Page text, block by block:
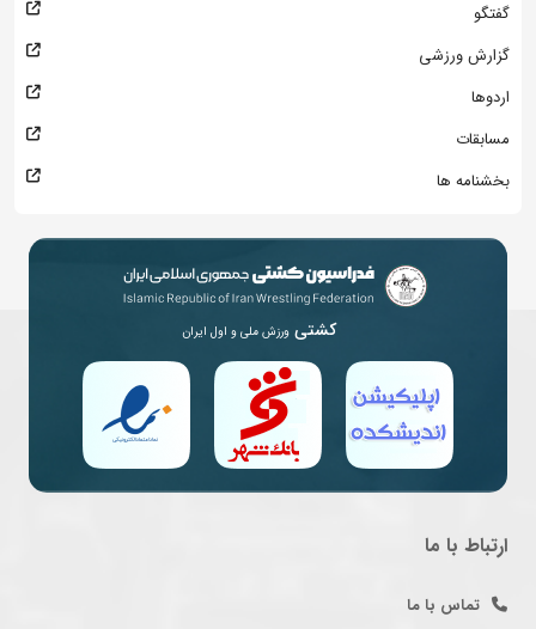
گفتگو
گزارش ورزشی
اردوها
مسابقات
بخشنامه ها
کشتی ورزش ملی و اول ایران
ارتباط با ما
تماس با ما